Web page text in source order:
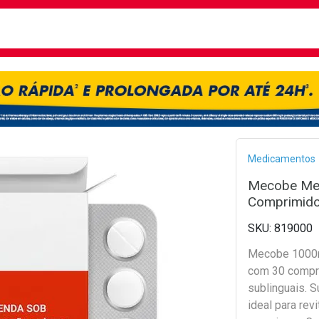
Medicamentos
Mecobe
819000
Mecobe
com 30
sublinguais.
ideal para